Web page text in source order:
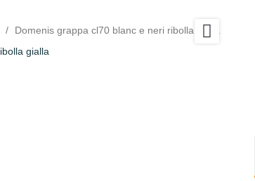
Domenis grappa cl70 blanc e neri ribolla gialla
